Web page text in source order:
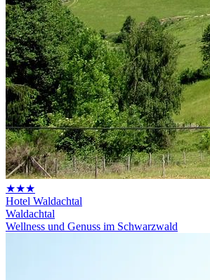
★★★
Hotel Waldachtal
Waldachtal
Wellness und Genuss im Schwarzwald